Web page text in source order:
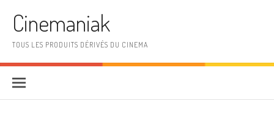
Cinemaniak
TOUS LES PRODUITS DÉRIVÉS DU CINEMA